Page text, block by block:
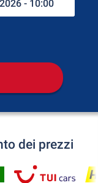
dei prezzi